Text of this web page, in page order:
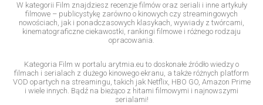
W kategorii Film znajdziesz recenzje filmów oraz seriali i inne artykuły
filmowe – publicystykę zarówno o kinowych czy streamingowych
nowościach, jak i ponadczasowych klasykach, wywiady z twórcami,
kinematograficzne ciekawostki, rankingi filmowe i różnego rodzaju
opracowania.
Kategoria Film w portalu arytmia.eu to doskonałe źródło wiedzy o
filmach i serialach z dużego kinowego ekranu, a także różnych platform
VOD opartych na streamingu, takich jak Netflix, HBO GO, Amazon Prime
i wiele innych. Bądź na bieżąco z hitami filmowymi i najnowszymi
serialami!